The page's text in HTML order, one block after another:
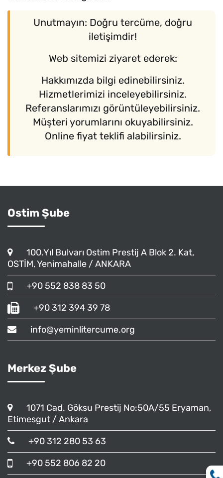
Unutmayın: Doğru tercüme, doğru
iletişimdir!
Web sitemizi ziyaret ederek:
Hakkımızda bilgi edinebilirsiniz.
Hizmetlerimizi inceleyebilirsiniz.
Referanslarımızı görüntüleyebilirsiniz.
Müşteri yorumlarını okuyabilirsiniz.
Online fiyat teklifi alabilirsiniz.
Ostim Şube
100.Yıl Bulvarı Ostim Prestij A Blok 2. Kat,
OSTİM, Yenimahalle / ANKARA
+90 552 838 83 50
+90 312 394 39 78
info@yeminlitercume.org
Merkez Şube
1071 Cad. Göksu Prestij No:50A/55 Eryaman,
Etimesgut / Ankara
+90 312 280 53 63
+90 552 806 82 20